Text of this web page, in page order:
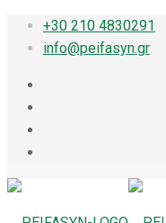
+30 210 4830291
info@peifasyn.gr